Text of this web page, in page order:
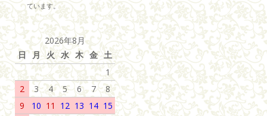
ています。
2026年8月
日 月 火 水 木 金 土
1
2
3 4 5 6 7
8
9
10 11 12 13 14 15